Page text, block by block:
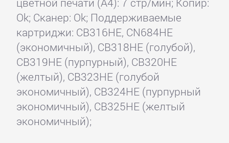
Ok; Сканер: Ok; Поддерживаемые
картриджи: CB316HE, CN684HE
(экономичный), CB318HE (голубой),
CB319HE (пурпурный), CB320HE
(желтый), CB323HE (голубой
экономичный), CB324HE (пурпурный
экономичный), CB325HE (желтый
экономичный);